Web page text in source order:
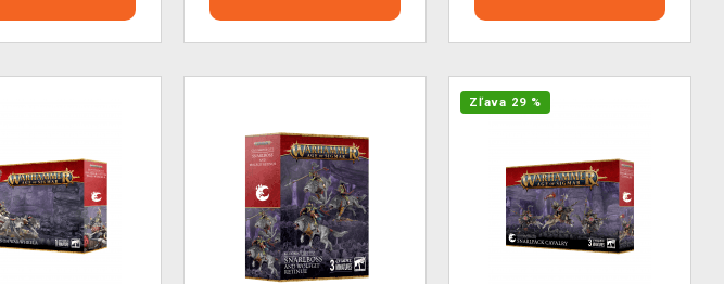
Zľava 29 %